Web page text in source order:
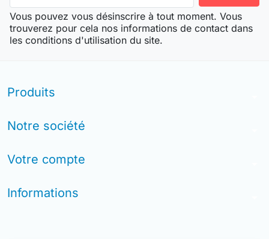
Vous pouvez vous désinscrire à tout moment. Vous
trouverez pour cela nos informations de contact dans
les conditions d'utilisation du site.
Produits
Notre société
Votre compte
Informations